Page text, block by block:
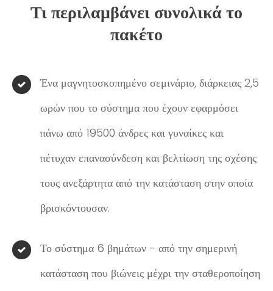
Τι περιλαμβάνει συνολικά το
πακέτο
Ένα μαγνητοσκοπημένο σεμινάριο, διάρκειας 2,5
ωρών που το σύστημα που έχουν εφαρμόσει
πάνω από 19500 άνδρες και γυναίκες και
πέτυχαν επανασύνδεση και βελτίωση της σχέσης
τους ανεξάρτητα από την κατάσταση στην οποία
βρισκόντουσαν.
Το σύστημα 6 βημάτων - από την σημερινή
κατάσταση που βιώνεις μέχρι την σταθεροποίηση